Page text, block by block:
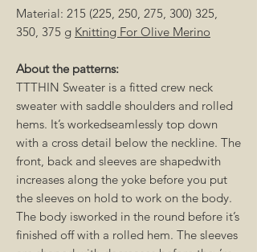
Material: 215 (225, 250, 275, 300) 325,
350, 375 g Knitting For Olive Merino
About the patterns:
TTTHIN Sweater is a fitted crew neck
sweater with saddle shoulders and rolled
hems. It’s workedseamlessly top down
with a cross detail below the neckline. The
front, back and sleeves are shapedwith
increases along the yoke before you put
the sleeves on hold to work on the body.
The body isworked in the round before it’s
finished off with a rolled hem. The sleeves